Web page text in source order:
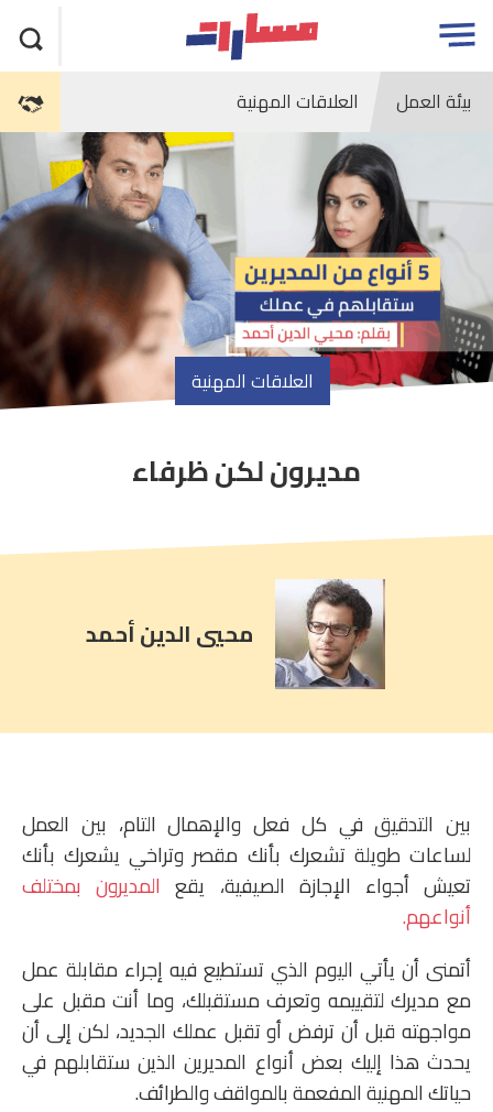
تجاوز
الاعلان
Open
menu
بيئة العمل العلاقات المهنية
العلاقات المهنية
article
comment
is:
مديرون لكن ظرفاء
محيي الدين أحمد
بين التدقيق في كل فعل والإهمال التام، بين العمل
لساعات طويلة تشعرك بأنك مقصر وتراخي يشعرك بأنك
تعيش أجواء الإجازة الصيفية، يقع المديرون بمختلف
أنواعهم.
أتمنى أن يأتي اليوم الذي تستطيع فيه إجراء مقابلة عمل
مع مديرك لتقييمه وتعرف مستقبلك، وما أنت مقبل على
مواجهته قبل أن ترفض أو تقبل عملك الجديد، لكن إلى أن
يحدث هذا إليك بعض أنواع المديرين الذين ستقابلهم في
حياتك المهنية المفعمة بالمواقف والطرائف.